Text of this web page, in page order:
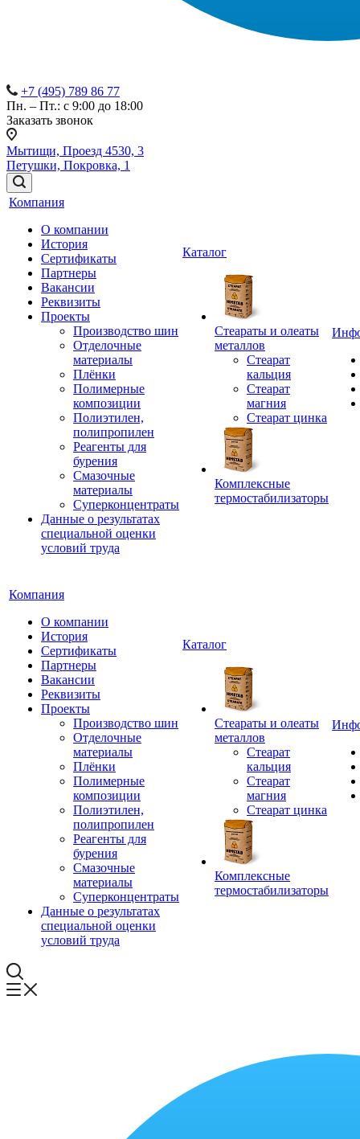
+7 (495) 789 86 77
Пн. – Пт.: с 9:00 до 18:00
Заказать звонок
Мытищи, Проезд 4530, 3
Петушки, Покровка, 1
Компания
О компании
История
Сертификаты
Партнеры
Вакансии
Реквизиты
Проекты
Производство шин
Отделочные
материалы
Плёнки
Полимерные
композиции
Полиэтилен,
полипропилен
Реагенты для
бурения
Смазочные
материалы
Суперконцентраты
Данные о результатах
специальной оценки
условий труда
Каталог
Стеараты и олеаты
металлов
Стеарат
кальция
Стеарат
магния
Стеарат цинка
Комплексные
термостабилизаторы
Компания
О компании
История
Сертификаты
Партнеры
Вакансии
Реквизиты
Проекты
Производство шин
Отделочные
материалы
Плёнки
Полимерные
композиции
Полиэтилен,
полипропилен
Реагенты для
бурения
Смазочные
материалы
Суперконцентраты
Данные о результатах
специальной оценки
условий труда
Каталог
Стеараты и олеаты
металлов
Стеарат
кальция
Стеарат
магния
Стеарат цинка
Комплексные
термостабилизаторы